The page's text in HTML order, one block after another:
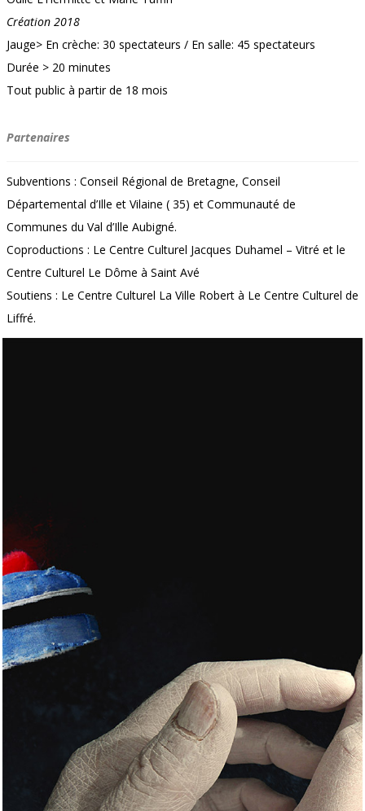
Création 2018
Jauge> En crèche: 30 spectateurs / En salle: 45 spectateurs
Durée > 20 minutes
Tout public à partir de 18 mois
Partenaires
Subventions : Conseil Régional de Bretagne, Conseil
Départemental d’Ille et Vilaine ( 35) et Communauté de
Communes du Val d’Ille Aubigné.
Coproductions : Le Centre Culturel Jacques Duhamel – Vitré et le
Centre Culturel Le Dôme à Saint Avé
Soutiens : Le Centre Culturel La Ville Robert à Le Centre Culturel de
Liffré.